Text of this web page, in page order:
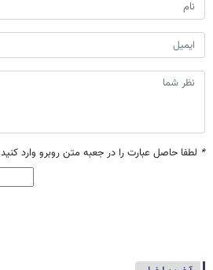
* لطفا حاصل عبارت را در جعبه متن روبرو وارد کنید